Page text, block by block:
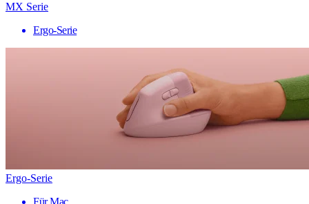
MX Serie
Ergo-Serie
Ergo-Serie
Für Mac